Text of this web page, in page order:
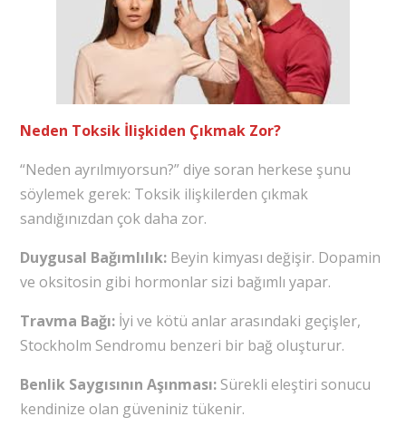
Neden Toksik İlişkiden Çıkmak Zor?
“Neden ayrılmıyorsun?” diye soran herkese şunu
söylemek gerek: Toksik ilişkilerden çıkmak
sandığınızdan çok daha zor.
Duygusal Bağımlılık:Beyin kimyası değişir. Dopamin
ve oksitosin gibi hormonlar sizi bağımlı yapar.
Travma Bağı:İyi ve kötü anlar arasındaki geçişler,
Stockholm Sendromu benzeri bir bağ oluşturur.
Benlik Saygısının Aşınması:Sürekli eleştiri sonucu
kendinize olan güveniniz tükenir.